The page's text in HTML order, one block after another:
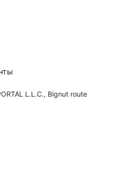
L.L.C., Bignut route